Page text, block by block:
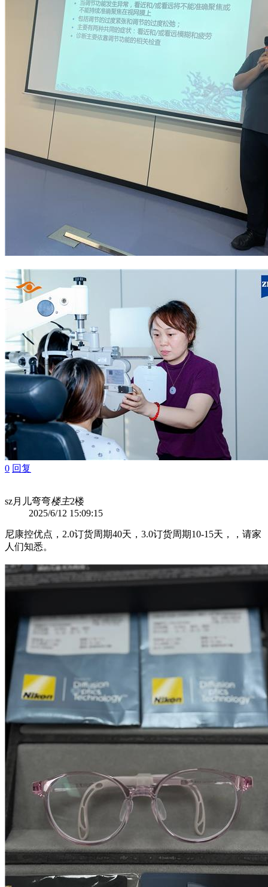
0 回复
sz月儿弯弯楼主2楼
2025/6/12 15:09:15
尼康控优点，2.0订货周期40天，3.0订货周期10-15天，，请家
人们知悉。